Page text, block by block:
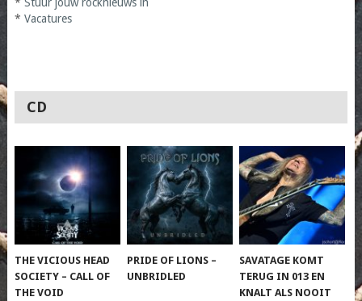
* Stuur jouw rocknieuws in
* Vacatures
CD
THE VICIOUS HEAD
SOCIETY – CALL OF
THE VOID
PRIDE OF LIONS –
UNBRIDLED
SAVATAGE KOMT
TERUG IN 013 EN
KNALT ALS NOOIT